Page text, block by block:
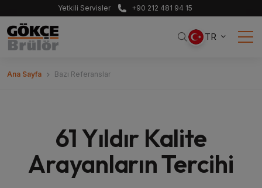
Yetkili Servisler +90 212 481 94 15
TR
Ana Sayfa Bazı Referanslar
61 Yıldır Kalite
Arayanların Tercihi